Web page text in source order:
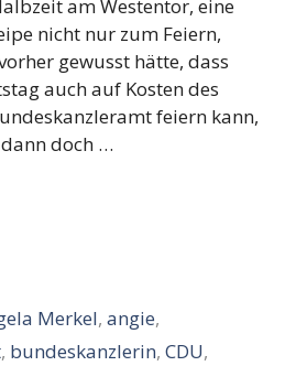
am Westentor, eine
nicht nur zum Feiern,
gewusst hätte, dass
auch auf Kosten des
feiern kann,
doch …
Merkel,angie,
, bundeskanzlerin, CDU,